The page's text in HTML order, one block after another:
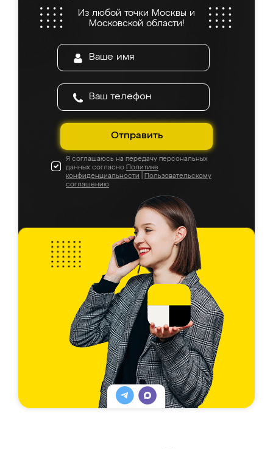
Из любой точки Москвы и
Московской области!
Отправить
Я соглашаюсь на передачу персональных
данных согласно Политике
конфиденциальности
Пользовательскому
соглашению